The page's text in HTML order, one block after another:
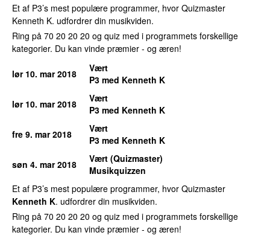
Et af P3’s mest populære programmer, hvor Quizmaster
Kenneth K. udfordrer din musikviden.
Ring på 70 20 20 20 og quiz med i programmets forskellige
kategorier. Du kan vinde præmier - og æren!
lør 10. mar 2018
Vært
P3 med Kenneth K
lør 10. mar 2018
Vært
P3 med Kenneth K
fre 9. mar 2018
Vært
P3 med Kenneth K
søn 4. mar 2018
Vært (Quizmaster)
Musikquizzen
Et af P3’s mest populære programmer, hvor Quizmaster
Kenneth K. udfordrer din musikviden.
Ring på 70 20 20 20 og quiz med i programmets forskellige
kategorier. Du kan vinde præmier - og æren!